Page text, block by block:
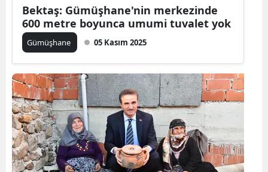
Hatay
Mersin
İstanbul
İzmir
Kars
Kastamonu
Bektaş: Gümüşhane'nin merkezinde
600 metre boyunca umumi tuvalet yok
Gümüşhane 05 Kasım 2025